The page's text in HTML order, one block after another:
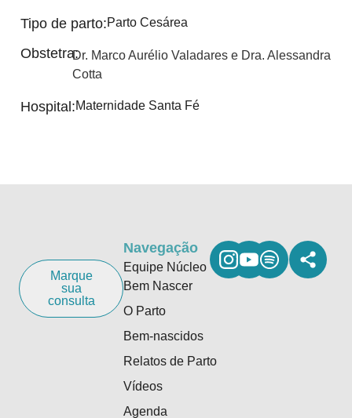
Tipo de parto:Parto Cesárea
Obstetra:Dr. Marco Aurélio Valadares e Dra. Alessandra
Cotta
Hospital:Maternidade Santa Fé
Marque
sua
consulta
Navegação
Equipe Núcleo
Bem Nascer
O Parto
Bem-nascidos
Relatos de Parto
Vídeos
Agenda